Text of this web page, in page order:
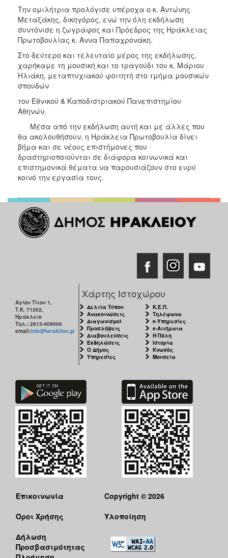
Την ομιλήτρια προλόγισε υπέροχα ο κ. Αντώνης
Μεταξάκης, δικηγόρος, ενώ την όλη εκδήλωση
συντόνισε η ζωγράφος και Πρόεδρος της Ηράκλειας
Πρωτοβουλίας κ. Αννα Παπαχρονάκη.
Στο δεύτερο και τελευταίο μέρος της εκδήλωσης,
χαρήκαμε τη μουσική και το τραγούδι του κ. Μάριου
Ηλιάκη, μεταπτυχιακού φοιτητή στο τμήμα μουσικών
σπουδών
του Εθνικού & Καποδιστριακού Πανεπιστημίου
Αθηνών.
Μέσα από την εκδήλωση αυτή και με άλλες που
θα ακολουθήσουν, η Ηράκλεια Πρωτοβουλία δίνει
βήμα και σε νέους επιστήμονες που
δραστηριοποιούνται σε διάφορα κοινωνικά και
επιστημονικά θέματα να παρουσιάζουν στο ευρύ
κοινό την εργασία τους.
Αγίου Τίτου 1,
Τ.Κ. 71202,
Ηράκλειο
Τηλ.: 2813-409000
email:info@heraklion.gr
Χάρτης Ιστοχώρου
Δελτία Τύπου
Ανακοινώσεις
Διαγωνισμοί
Προσλήψεις
Διαβουλεύσεις
Εκδηλώσεις
Ο Δήμος
Υπηρεσίες
Κ.Ε.Π.
Τηλέφωνα
e-Υπηρεσίες
e-Αιτήματα
Η Πόλη
Ιστορία
Κνωσός
Μουσεία
Επικοινωνία
Όροι Χρήσης
Δήλωση
Προσβασιμότητας
Copyright © 2026
Υλοποίηση